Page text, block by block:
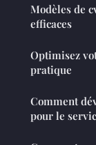
Modèles de
efficaces
Optimisez
pratique
Comment
pour le